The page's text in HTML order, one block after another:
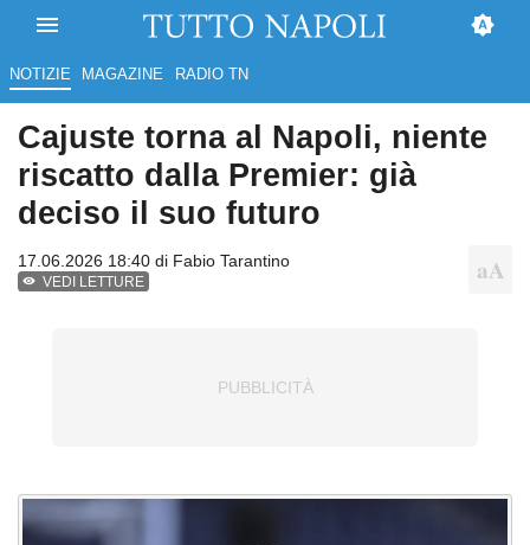
NOTIZIE MAGAZINE RADIO TN
Cajuste torna al Napoli, niente
riscatto dalla Premier: già
deciso il suo futuro
17.06.2026 18:40 di Fabio Tarantino
VEDI LETTURE